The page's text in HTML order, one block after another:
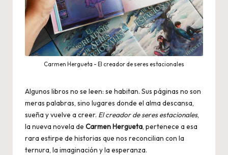
Carmen Hergueta - El creador de seres estacionales
Algunos libros no se leen: se habitan. Sus páginas no son
meras palabras, sino lugares donde el alma descansa,
sueña y vuelve a creer. El creador de seres estacionales,
la nueva novela de Carmen Hergueta, pertenece a esa
rara estirpe de historias que nos reconcilian con la
ternura, la imaginación y la esperanza.